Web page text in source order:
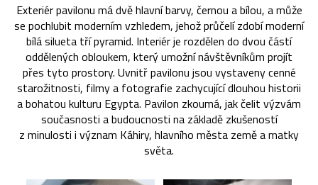
Exteriér pavilonu má dvě hlavní barvy, černou a bílou, a může
se pochlubit moderním vzhledem, jehož průčelí zdobí moderní
bílá silueta tří pyramid. Interiér je rozdělen do dvou částí
oddělených obloukem, který umožní návštěvníkům projít
přes tyto prostory. Uvnitř pavilonu jsou vystaveny cenné
starožitnosti, filmy a fotografie zachycující dlouhou historii
a bohatou kulturu Egypta. Pavilon zkoumá, jak čelit výzvám
současnosti a budoucnosti na základě zkušeností
z minulosti i význam Káhiry, hlavního města země a matky
světa.